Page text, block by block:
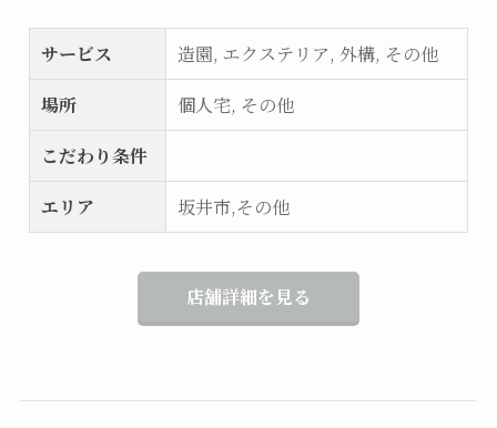
サービス
造園, エクステリア, 外構, その他
場所
個人宅, その他
こだわり条件
エリア
坂井市,その他
店舗詳細を見る